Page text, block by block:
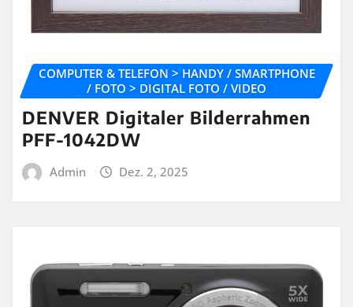
COMPUTER & TELEFON > HANDY / SMARTPHONE
/ FOTO > DIGITAL FOTO / VIDEO
DENVER Digitaler Bilderrahmen
PFF-1042DW
Admin Dez. 2, 2025